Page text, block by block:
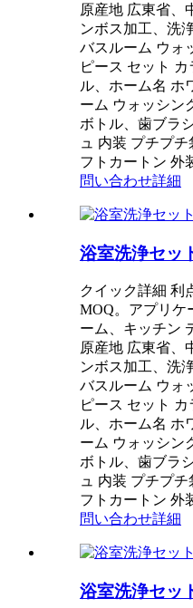
原産地 広東省、
ンボス加工、洗
バスルーム ウォ
ピース セット
ル、ホーム名 ホ
ーム ウォッシン
ボトル、歯ブラ
ュ 内装 プチプ
フトカートン 外
問い合わせ詳細
浴室洗浄セッ
クイック詳細 利
MOQ。アプリケ
ーム、キッチン
原産地 広東省、
ンボス加工、洗
バスルーム ウォ
ピース セット
ル、ホーム名 ホ
ーム ウォッシン
ボトル、歯ブラ
ュ 内装 プチプ
フトカートン 外
問い合わせ詳細
浴室洗浄セッ